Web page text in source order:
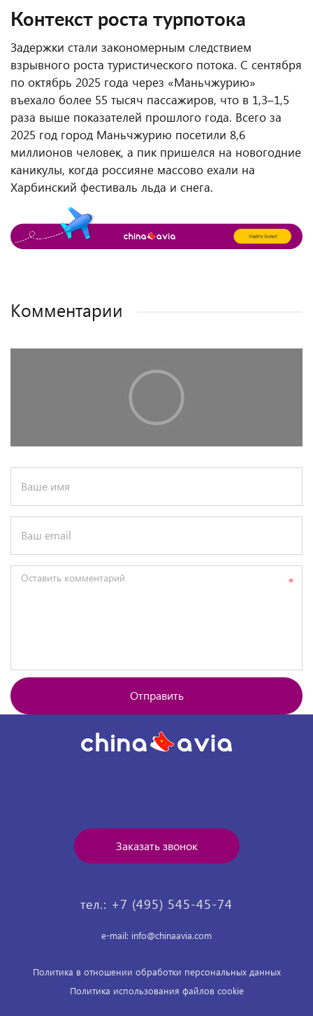
Контекст роста турпотока
Задержки стали закономерным следствием
взрывного роста туристического потока. С сентября
по октябрь 2025 года через «Маньчжурию»
въехало более 55 тысяч пассажиров, что в 1,3–1,5
раза выше показателей прошлого года. Всего за
2025 год город Маньчжурию посетили 8,6
миллионов человек, а пик пришелся на новогодние
каникулы, когда россияне массово ехали на
Харбинский фестиваль льда и снега.
Комментарии
Ваше имя
Ваш email
Оставить комментарий
Отправить
Заказать звонок
тел.: +7 (495) 545-45-74
e-mail: info@chinaavia.com
Политика в отношении обработки персональных данных
Политика использования файлов cookie